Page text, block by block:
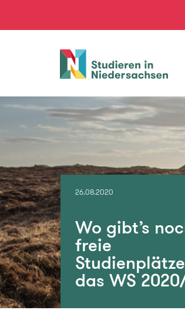
Studieren
in
26.08.2020
Wo gibt’s
freie
das WS